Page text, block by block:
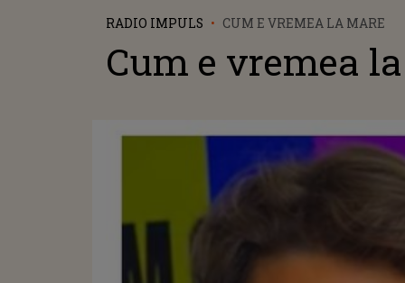
RADIO IMPULS CUM E VREMEA LA MARE
Cum e vremea